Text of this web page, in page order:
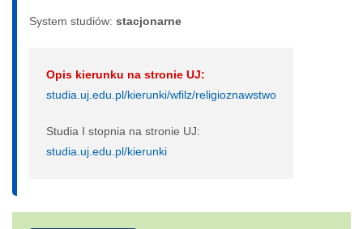
System studiów: sta­cjo­nar­ne
Opis kierunku na stronie UJ:
studia.uj.edu.pl/kierunki/wfilz/religioznawstwo
Studia I stopnia na stronie UJ:
studia.uj.edu.pl/kierunki